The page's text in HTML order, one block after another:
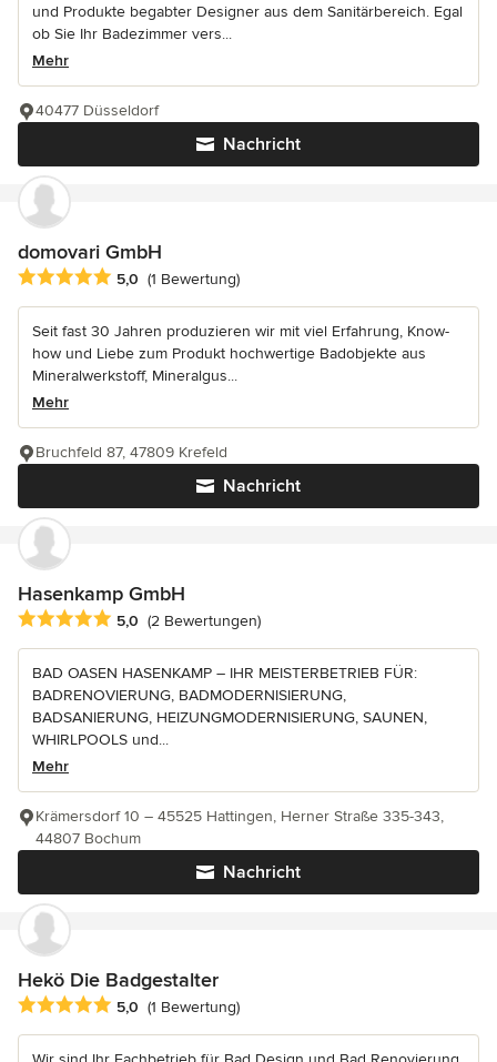
und Produkte begabter Designer aus dem Sanitärbereich. Egal
ob Sie Ihr Badezimmer vers...
Mehr
Nachricht
40477 Düsseldorf
domovari GmbH
Durchschnittliche Bewertung: 5 von 5 Sternen
5,0 (1 Bewertung)
Seit fast 30 Jahren produzieren wir mit viel Erfahrung, Know-
how und Liebe zum Produkt hochwertige Badobjekte aus
Mineralwerkstoff, Mineralgus...
Mehr
Nachricht
Bruchfeld 87, 47809 Krefeld
Hasenkamp GmbH
Durchschnittliche Bewertung: 5 von 5 Sternen
5,0 (2 Bewertungen)
BAD OASEN HASENKAMP – IHR MEISTERBETRIEB FÜR:
BADRENOVIERUNG, BADMODERNISIERUNG,
BADSANIERUNG, HEIZUNGMODERNISIERUNG, SAUNEN,
WHIRLPOOLS und...
Mehr
Nachricht
Krämersdorf 10 – 45525 Hattingen, Herner Straße 335-343,
44807 Bochum
Hekö Die Badgestalter
Durchschnittliche Bewertung: 5 von 5 Sternen
5,0 (1 Bewertung)